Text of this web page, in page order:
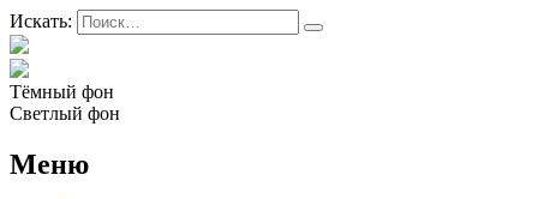
Искать:
Тёмный фон
Светлый фон
Меню